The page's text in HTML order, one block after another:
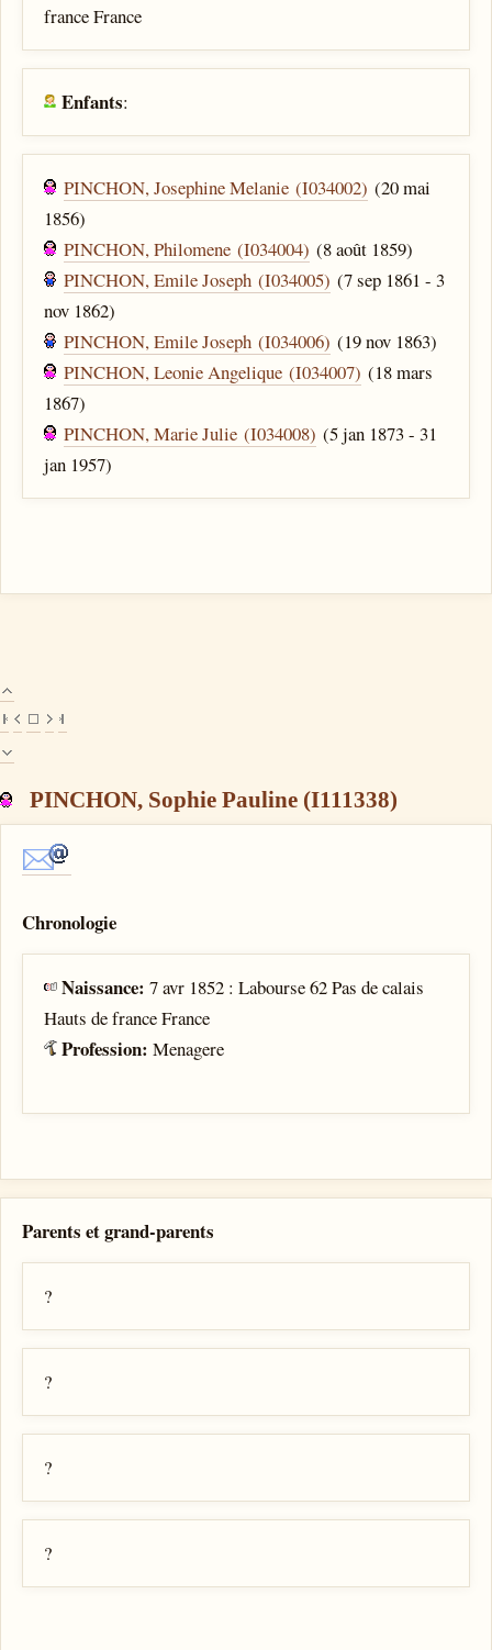
france France
Enfants:
PINCHON, Josephine Melanie (I034002) (20 mai
1856)
PINCHON, Philomene (I034004) (8 août 1859)
PINCHON, Emile Joseph (I034005) (7 sep 1861 - 3
nov 1862)
PINCHON, Emile Joseph (I034006) (19 nov 1863)
PINCHON, Leonie Angelique (I034007) (18 mars
1867)
PINCHON, Marie Julie (I034008) (5 jan 1873 - 31
jan 1957)
PINCHON, Sophie Pauline (I111338)
Chronologie
Naissance:7 avr 1852 : Labourse 62 Pas de calais
Hauts de france France
Profession:Menagere
Parents et grand-parents
?
?
?
?